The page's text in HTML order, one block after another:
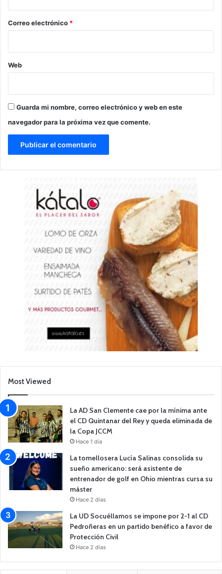
*
Correo electrónico *
Web
Guarda mi nombre, correo electrónico y web en este
navegador para la próxima vez que comente.
Most Viewed
La AD San Clemente cae por la mínima ante
el CD Quintanar del Rey y queda eliminada de
la Copa JCCM
Hace 1 día
La tomellosera Lucía Salinas consolida su
sueño americano: será asistente de
entrenador de golf en Ohio mientras cursa su
máster
Hace 2 días
La UD Socuéllamos se impone por 2-1 al CD
Pedroñeras en un partido benéfico a favor de
Protección Civil
Hace 2 días